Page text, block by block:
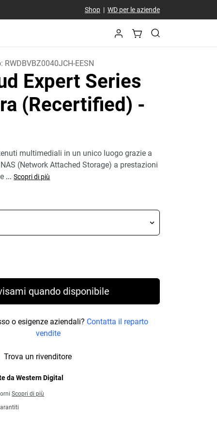
Shop| WD per le aziende
RWDBVBZ0040JCH-EESN
Expert Series
(Recertified) -
multimediali in un unico luogo grazie a
(Network Attached Storage) a prestazioni
... Scopri di più
329,99 €
quando disponibile
o esigenze aziendali? Contatta il reparto
vendite
Trova un rivenditore
da Western Digital
Scopri di più